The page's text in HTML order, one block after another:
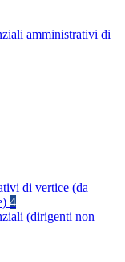
amministrativi di
di vertice (da
4
(dirigenti non